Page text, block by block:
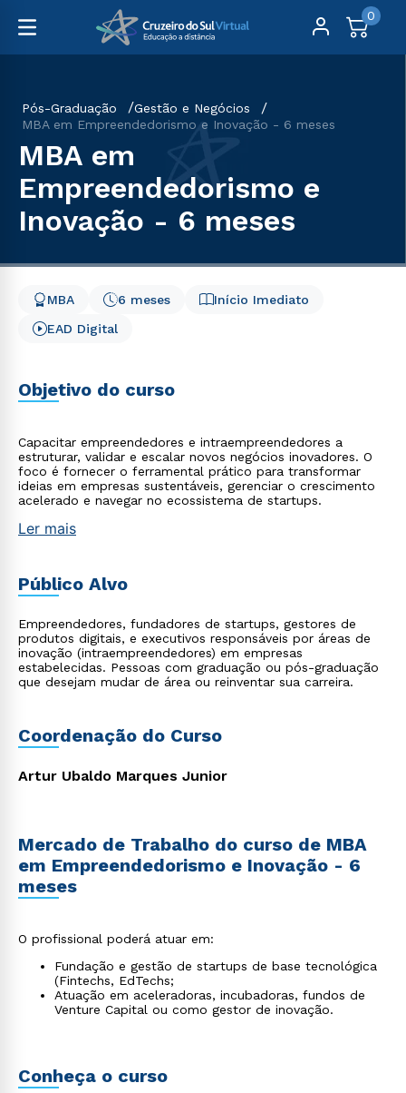
0
Pós-Graduação
Gestão e Negócios
MBA em Empreendedorismo e Inovação - 6 meses
MBA em
Empreendedorismo e
Inovação - 6 meses
Início Imediato
6 meses
MBA
EAD Digital
Objetivo do curso
Capacitar empreendedores e intraempreendedores a
estruturar, validar e escalar novos negócios inovadores. O
foco é fornecer o ferramental prático para transformar
ideias em empresas sustentáveis, gerenciar o crescimento
acelerado e navegar no ecossistema de startups.
Ler mais
Público Alvo
Empreendedores, fundadores de startups, gestores de
produtos digitais, e executivos responsáveis por áreas de
inovação (intraempreendedores) em empresas
estabelecidas. Pessoas com graduação ou pós-graduação
que desejam mudar de área ou reinventar sua carreira.
Coordenação do Curso
Artur Ubaldo Marques Junior
Mercado de Trabalho do curso de MBA
em Empreendedorismo e Inovação - 6
meses
O profissional poderá atuar em:
Fundação e gestão de startups de base tecnológica
(Fintechs, EdTechs;
Atuação em aceleradoras, incubadoras, fundos de
Venture Capital ou como gestor de inovação.
Conheça o curso